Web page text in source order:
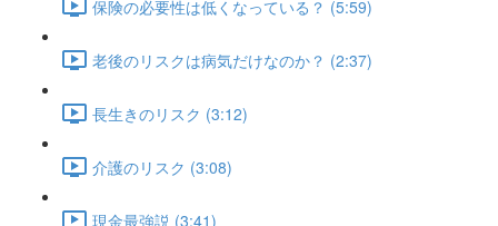
保険の必要性は低くなっている？ (5:59)
老後のリスクは病気だけなのか？ (2:37)
長生きのリスク (3:12)
介護のリスク (3:08)
現金最強説 (3:41)